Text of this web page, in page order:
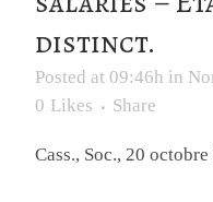
distinct.
Posted at 09:46h in
0 Likes Share
Cass., Soc., 20